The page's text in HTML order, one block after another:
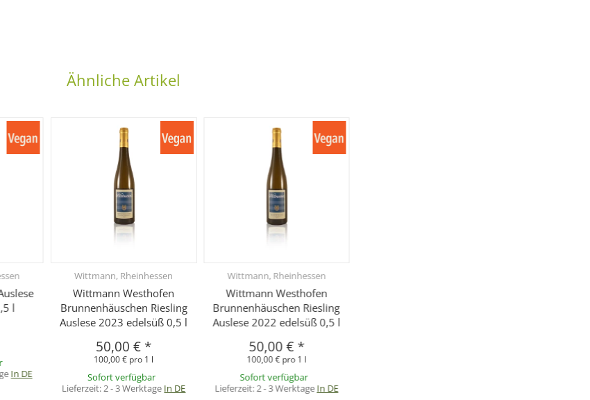
Ähnliche Artikel
l
In DE
Wittmann, Rheinhessen
Wittmann Westhofen
Brunnenhäuschen Riesling
Auslese 2023 edelsüß 0,5 l
50,00 € *
100,00 € pro 1 l
Sofort verfügbar
Lieferzeit:2 - 3 Werktage In DE
Wittmann, Rheinhessen
Wittmann Westhofen
Brunnenhäuschen Riesling
Auslese 2022 edelsüß 0,5 l
50,00 €*
100,00 € pro 1 l
Sofort verfügbar
Lieferzeit:2 - 3 WerktageIn DE